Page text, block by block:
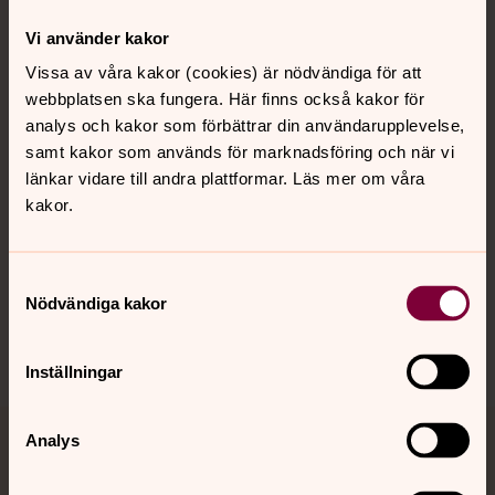
Vi använder kakor
Vissa av våra kakor (cookies) är nödvändiga för att
webbplatsen ska fungera. Här finns också kakor för
analys och kakor som förbättrar din användarupplevelse,
samt kakor som används för marknadsföring och när vi
länkar vidare till andra plattformar. Läs mer om våra
kakor.
Nödvändiga kakor
Inställningar
Analys
Kontakt
Kalender
Hitta snabbt
Jourhavande präst